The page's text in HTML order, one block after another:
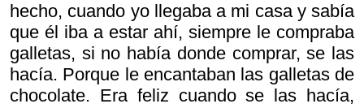
hecho, cuando yo llegaba a mi casa y sabía
que él iba a estar ahí, siempre le compraba
galletas, si no había donde comprar, se las
hacía. Porque le encantaban las galletas de
chocolate. Era feliz cuando se las hacía,